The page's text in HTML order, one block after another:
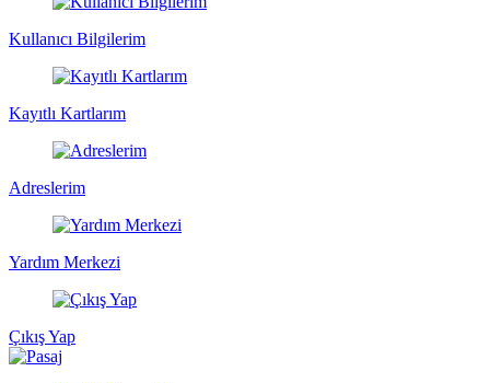
Kullanıcı Bilgilerim
Kayıtlı Kartlarım
Adreslerim
Yardım Merkezi
Çıkış Yap